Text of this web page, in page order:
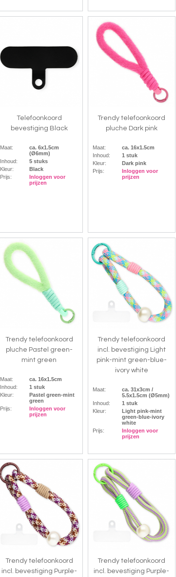
Telefoonkoord
bevestiging Black
Maat:
ca. 6x1.5cm
(Ø6mm)
Inhoud:
5 stuks
Kleur:
Black
Prijs:
Inloggen voor
prijzen
Trendy telefoonkoord
pluche Dark pink
Maat:
ca. 16x1.5cm
Inhoud:
1 stuk
Kleur:
Dark pink
Prijs:
Inloggen voor
prijzen
Trendy telefoonkoord
pluche Pastel green-
mint green
Maat:
ca. 16x1.5cm
Inhoud:
1 stuk
Kleur:
Pastel green-mint
green
Prijs:
Inloggen voor
prijzen
Trendy telefoonkoord
incl. bevestiging Light
pink-mint green-blue-
ivory white
Maat:
ca. 31x3cm /
5.5x1.5cm (Ø5mm)
Inhoud:
1 stuk
Kleur:
Light pink-mint
green-blue-ivory
white
Prijs:
Inloggen voor
prijzen
Trendy telefoonkoord
incl. bevestiging Purple-
Trendy telefoonkoord
incl. bevestiging Purple-